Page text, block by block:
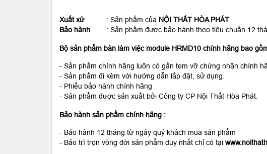
Xuất xứ: Sản phẩm của NỘI THẤT HÒA PHÁT
Bảo hành : Sản phẩm được bảo hành theo tiêu chuẩn 12
Bộ sản phẩm bàn làm việc module HRMD10 chính hãng bao
- Sản phẩm chính hãng luôn có gắn tem vỡ chứng nhận chính
- Sản phẩm đi kèm với hướng dẫn lắp đặt, sử dụng.
- Phiếu bảo hành chính hãng
- Sản phẩm được sản xuất bởi Công ty CP Nội Thất Hòa Phát.
Bảo hành sản phẩm chính hãng :
- Bảo hành 12 tháng từ ngày quý khách mua sản phẩm
- Bảo trì trọn vòng đời sản phẩm duy nhất chỉ có tại